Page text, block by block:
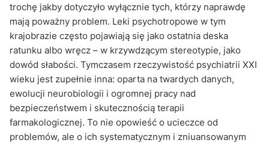
trochę jakby dotyczyło wyłącznie tych, którzy naprawdę
mają poważny problem. Leki psychotropowe w tym
krajobrazie często pojawiają się jako ostatnia deska
ratunku albo wręcz – w krzywdzącym stereotypie, jako
dowód słabości. Tymczasem rzeczywistość psychiatrii XXI
wieku jest zupełnie inna: oparta na twardych danych,
ewolucji neurobiologii i ogromnej pracy nad
bezpieczeństwem i skutecznością terapii
farmakologicznej. To nie opowieść o ucieczce od
problemów, ale o ich systematycznym i zniuansowanym